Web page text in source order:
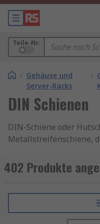
Teile-Nr.
/ Gehäuse und
Server-Racks
/
DIN Schienen
DIN-Schiene oder
Metallstreifenschiene,
Gehäusen von Geräten
viele Arten von DIN-
Normen entsprechen
übereinzustimmen, die
402 Produkte